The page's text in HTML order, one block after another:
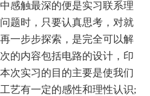
触最深的便是实习联系理
题时，只要认真思考，对就
一步步探索，是完全可以解
的内容包括电路的设计，印
次实习的目的主要是使我们
艺有一定的感性和理性认识;